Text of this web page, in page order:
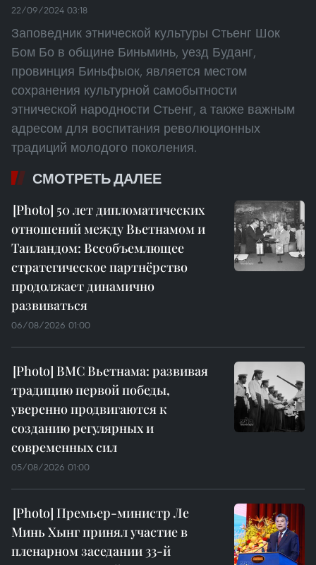
22/09/2024 03:18
Заповедник этнической культуры Стьенг Шок
Бом Бо в общине Биньминь, уезд Буданг,
провинция Биньфыок, является местом
сохранения культурной самобытности
этнической народности Стьенг, а также важным
адресом для воспитания революционных
традиций молодого поколения.
СМОТРЕТЬ ДАЛЕЕ
50 лет дипломатических
отношений между Вьетнамом и
Таиландом: Всеобъемлющее
стратегическое партнёрство
продолжает динамично
развиваться
06/08/2026 01:00
ВМС Вьетнама: развивая
традицию первой победы,
уверенно продвигаются к
созданию регулярных и
современных сил
05/08/2026 01:00
Премьер-министр Ле
Минь Хынг принял участие в
пленарном заседании 33-й